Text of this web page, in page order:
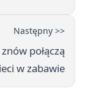
Następny >>
połączą
w zabawie